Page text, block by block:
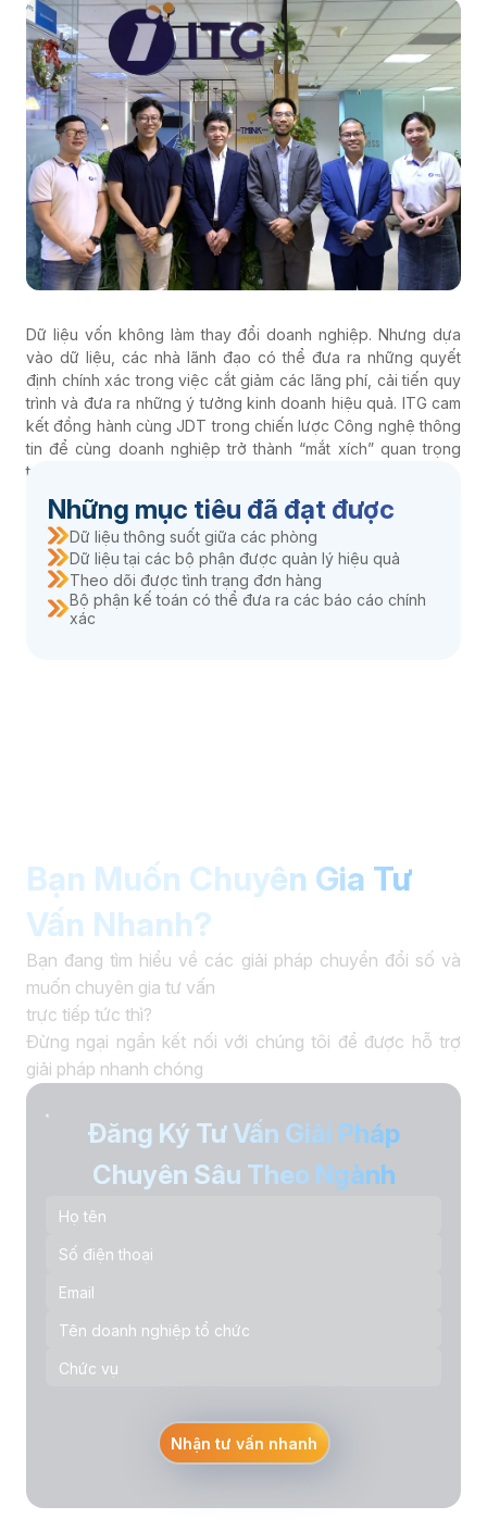
Dữ liệu vốn không làm thay đổi doanh nghiệp. Nhưng dựa
vào dữ liệu, các nhà lãnh đạo có thể đưa ra những quyết
định chính xác trong việc cắt giảm các lãng phí, cải tiến quy
trình và đưa ra những ý tưởng kinh doanh hiệu quả. ITG cam
kết đồng hành cùng JDT trong chiến lược Công nghệ thông
tin để cùng doanh nghiệp trở thành “mắt xích” quan trọng
trong các chuỗi cung ứng toàn cầu.
Những mục tiêu đã đạt được
Dữ liệu thông suốt giữa các phòng
Dữ liệu tại các bộ phận được quản lý hiệu quả
Theo dõi được tình trạng đơn hàng
Bộ phận kế toán có thể đưa ra các báo cáo chính
xác
Bạn Muốn Chuyên Gia Tư
Vấn Nhanh?
Bạn đang tìm hiểu về các giải pháp chuyển đổi số và
muốn chuyên gia tư vấn
trực tiếp tức thì?
Đừng ngại ngần kết nối với chúng tôi để được hỗ trợ
giải pháp nhanh chóng
Đăng Ký Tư Vấn Giải Pháp
Chuyên Sâu Theo Ngành
Nhận tư vấn nhanh